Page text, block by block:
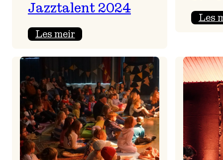
Jazztalent 2024
Les meir:
Moshagen
Lightning
Trio
–
Årets
Unge
Jazztalent
2024
Les